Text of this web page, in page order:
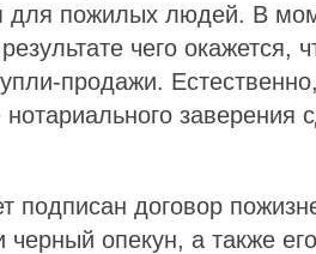
для пожилых людей. В
чего окажется,
продажи.
заверения
подписан договор
черный опекун, а также